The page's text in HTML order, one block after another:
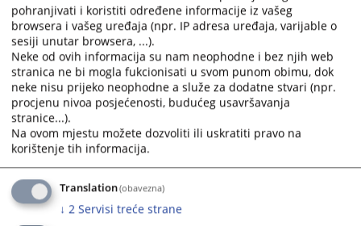
pohranjivati i koristiti određene informacije iz vašeg
browsera i vašeg uređaja (npr. IP adresa uređaja, varijable o
sesiji unutar browsera, ...).
Neke od ovih informacija su nam neophodne i bez njih web
stranica ne bi mogla fukcionisati u svom punom obimu, dok
neke nisu prijeko neophodne a služe za dodatne stvari (npr.
procjenu nivoa posjećenosti, budućeg usavršavanja
stranice...).
Na ovom mjestu možete dozvoliti ili uskratiti pravo na
korištenje tih informacija.
Translation(obavezna)
↓ 2 Servisi treće strane